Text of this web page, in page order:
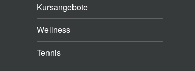
Kursangebote
Wellness
Tennis